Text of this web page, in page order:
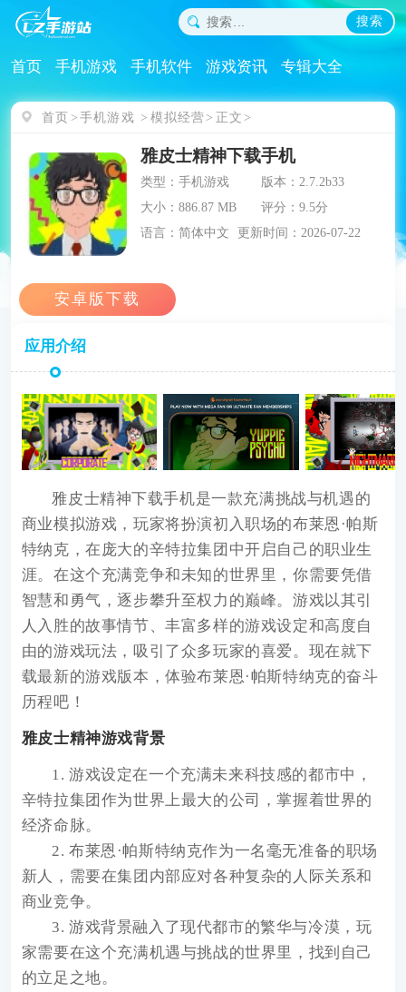
搜索
首页 手机游戏 手机软件 游戏资讯 专辑大全
首页 手机游戏 模拟经营 正文
雅皮士精神下载手机
类型：手机游戏
版本：2.7.2b33
大小：886.87 MB
评分：9.5分
语言：简体中文
更新时间：2026-07-22
应用介绍
雅皮士精神下载手机是一款充满挑战与机遇的
商业模拟游戏，玩家将扮演初入职场的布莱恩·帕斯
特纳克，在庞大的辛特拉集团中开启自己的职业生
涯。在这个充满竞争和未知的世界里，你需要凭借
智慧和勇气，逐步攀升至权力的巅峰。游戏以其引
人入胜的故事情节、丰富多样的游戏设定和高度自
由的游戏玩法，吸引了众多玩家的喜爱。现在就下
载最新的游戏版本，体验布莱恩·帕斯特纳克的奋斗
历程吧！
雅皮士精神游戏背景
1. 游戏设定在一个充满未来科技感的都市中，
辛特拉集团作为世界上最大的公司，掌握着世界的
经济命脉。
2. 布莱恩·帕斯特纳克作为一名毫无准备的职场
新人，需要在集团内部应对各种复杂的人际关系和
商业竞争。
3. 游戏背景融入了现代都市的繁华与冷漠，玩
家需要在这个充满机遇与挑战的世界里，找到自己
的立足之地。